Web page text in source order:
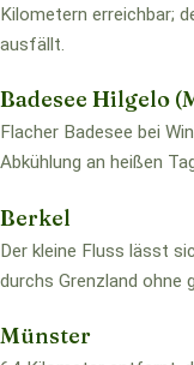
Kilometern erreichbar;
ausfällt.
Badesee Hilgelo
Flacher Badesee bei
Abkühlung an heißen
Berkel
Der kleine Fluss lässt
durchs Grenzland ohne
Münster